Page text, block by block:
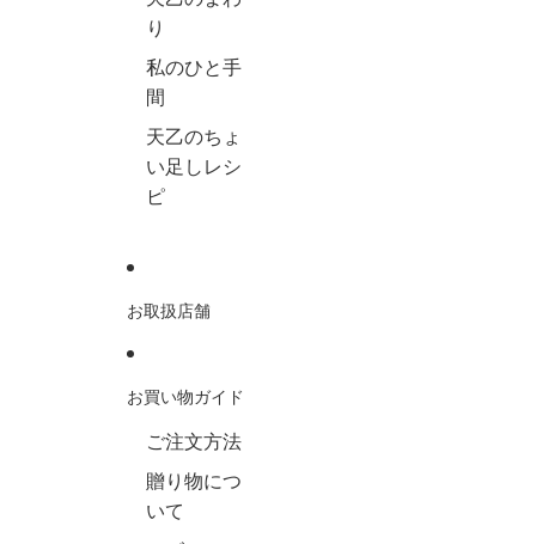
り
私のひと手
間
天乙のちょ
い足しレシ
ピ
お取扱店舗
お買い物ガイド
ご注文方法
贈り物につ
いて